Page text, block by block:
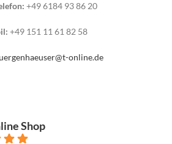
+49 6184 93 86 20
+49 151 11 61 82 58
online.de
Shop